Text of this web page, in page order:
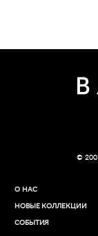
©
О НАС
НОВЫЕ КОЛЛЕКЦИИ
СОБЫТИЯ